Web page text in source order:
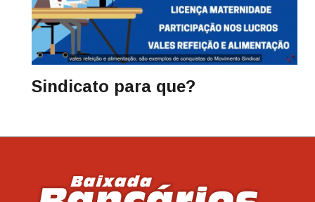
Sindicato para que?